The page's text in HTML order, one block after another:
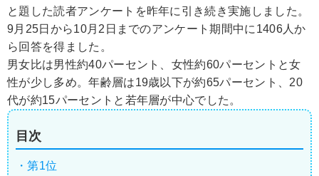
と題した読者アンケートを昨年に引き続き実施しました。
9月25日から10月2日までのアンケート期間中に1406人か
ら回答を得ました。
男女比は男性約40パーセント、女性約60パーセントと女
性が少し多め。年齢層は19歳以下が約65パーセント、20
代が約15パーセントと若年層が中心でした。
目次
・第1位